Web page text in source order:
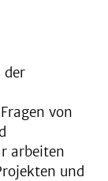
der
von
arbeiten
und